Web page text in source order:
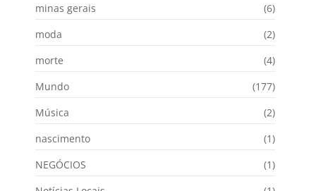
minas gerais
(6)
moda
(2)
morte
(4)
Mundo
(177)
Música
(2)
nascimento
(1)
NEGÓCIOS
(1)